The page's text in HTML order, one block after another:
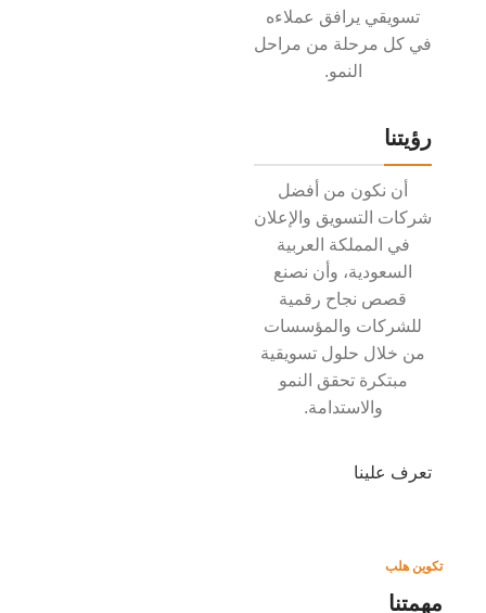
تسويقي يرافق عملاءه
في كل مرحلة من مراحل
النمو.
رؤيتنا
أن نكون من أفضل
شركات التسويق والإعلان
في المملكة العربية
السعودية، وأن نصنع
قصص نجاح رقمية
للشركات والمؤسسات
من خلال حلول تسويقية
مبتكرة تحقق النمو
والاستدامة.
تعرف علينا
تكوين هلب
مهمتنا